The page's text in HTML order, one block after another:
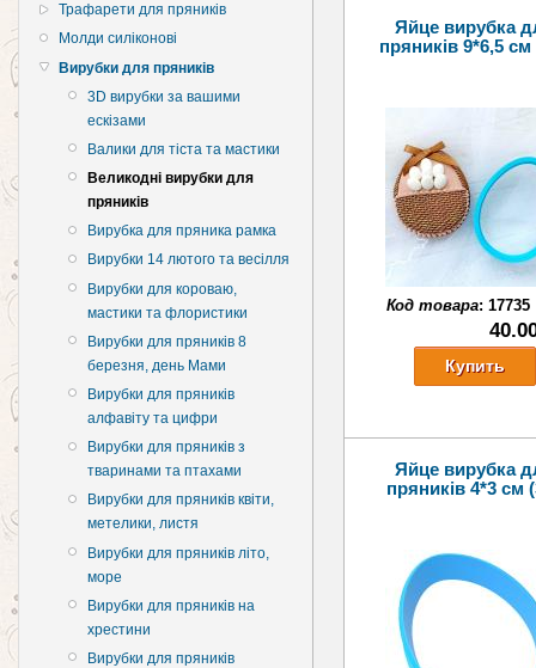
Трафарети для пряників
Молди силіконові
Вирубки для пряників
3D вирубки за вашими
ескізами
Валики для тіста та мастики
Великодні вирубки для
пряників
Вирубка для пряника рамка
Вирубки 14 лютого та весілля
Вирубки для короваю,
мастики та флористики
Вирубки для пряників 8
березня, день Мами
Вирубки для пряників
алфавіту та цифри
Вирубки для пряників з
тваринами та птахами
Вирубки для пряників квіти,
метелики, листя
Вирубки для пряників літо,
море
Вирубки для пряників на
хрестини
Вирубки для пряників
Яйце вирубка
пряників 9*6,5 см
Код товара:17735
Яйце вирубка
пряників 4*3 см